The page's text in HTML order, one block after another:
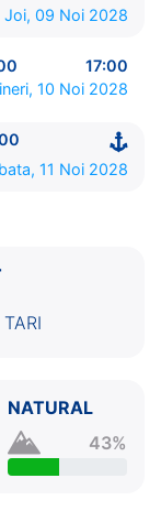
Joi, 09 Noi 2028
17:00
10 Noi 2028
11 Noi 2028
TARI
NATURAL
43%